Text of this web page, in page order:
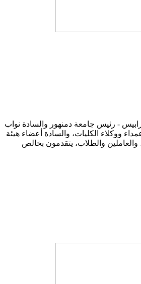
الأستاذ الدكتور / إلهامي ترابيس - رئيس جامعة دمنهور والسادة نواب
رئيس الجامعة، والسادة عمداء ووكلاء الكليات، والسادة أعضاء هيئة
التدريس والهيئة المعاونة، والعاملين والطلاب، يتقدمون بخالص